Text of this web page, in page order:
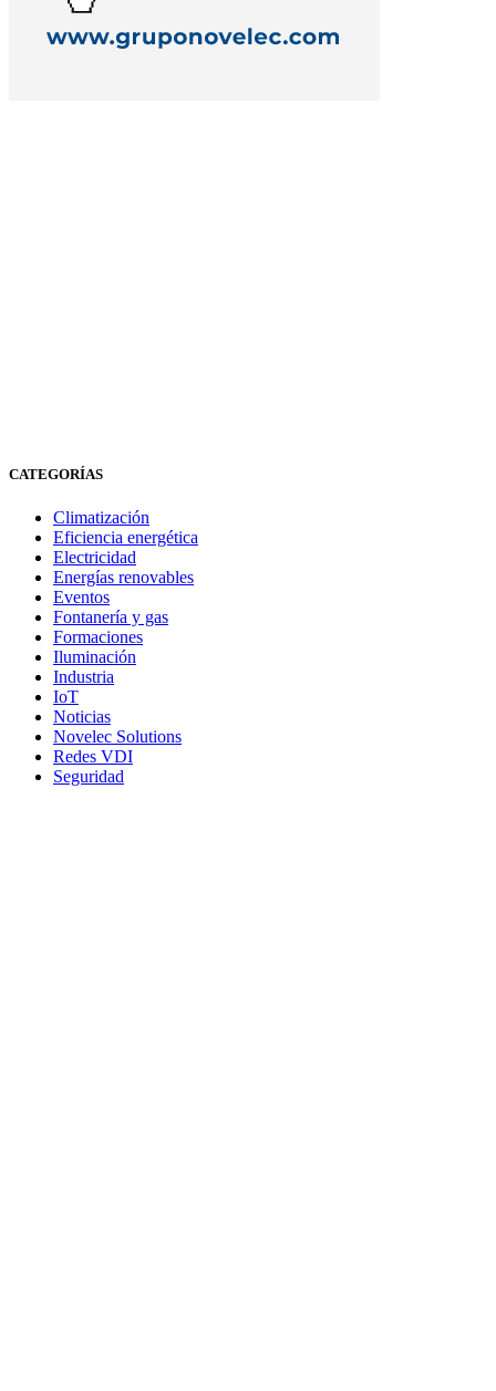
CATEGORÍAS
Climatización
Eficiencia energética
Electricidad
Energías renovables
Eventos
Fontanería y gas
Formaciones
Iluminación
Industria
IoT
Noticias
Novelec Solutions
Redes VDI
Seguridad